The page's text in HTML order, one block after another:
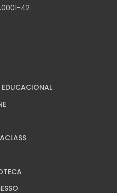
42
EDUCACIONAL